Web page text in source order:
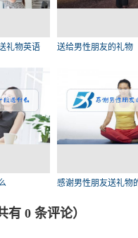
礼物英语 送给男性朋友的礼物
感谢男性朋友送礼物
有 0 条评论）